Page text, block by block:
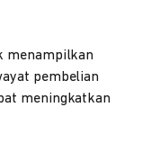
menampilkan
pembelian
meningkatkan